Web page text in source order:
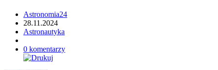
Astronomia24
28.11.2024
Astronautyka
0 komentarzy